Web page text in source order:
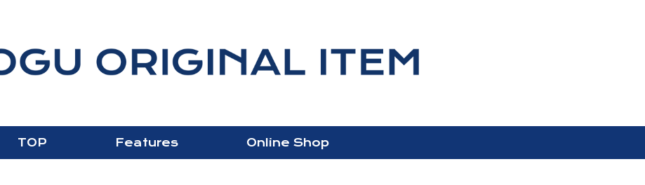
TOP Features Online Shop